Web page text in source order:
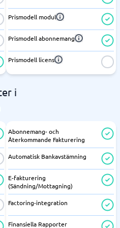
Prismodell modul
Prismodell abonnemang
Prismodell licens
i
Abonnemang- och
Återkommande Fakturering
Automatisk Bankavstämning
E-fakturering
(Sändning/Mottagning)
Factoring-integration
Finansiella Rapporter